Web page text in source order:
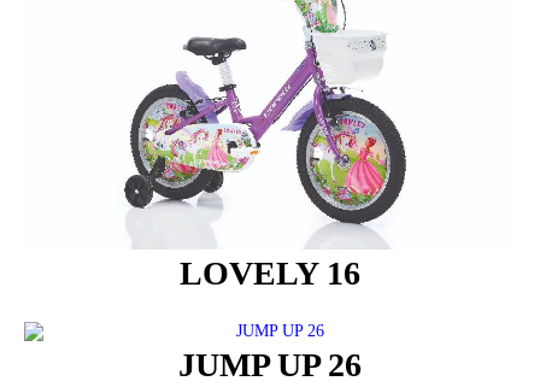
LOVELY 16
JUMP UP 26